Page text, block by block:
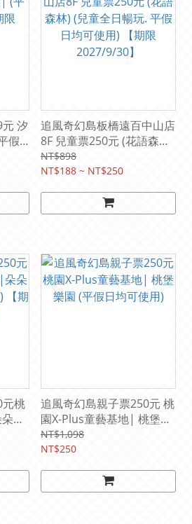
汐
假
追風奇幻島板橋遠百中山店
8F 兒童票250元 (花語森林)
(兒童全日暢玩. 平假日均可
使用) 【期限2027/9/30】
NT$898
NT$188 ~ NT$250
桃
花
限
追風奇幻島親子票250元 桃
園X-Plus童藝基地| 桃堡樂
園 (平假日均可使用)
NT$1,098
NT$250